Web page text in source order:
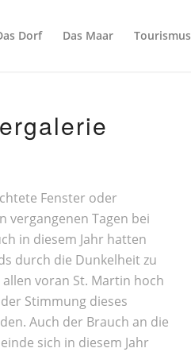
Dorf Das Maar Tourismus
Fenster oder
vergangenen Tagen bei
in diesem Jahr hatten
durch die Dunkelheit zu
voran St. Martin hoch
Stimmung dieses
Auch der Brauch an die
sich in diesem Jahr